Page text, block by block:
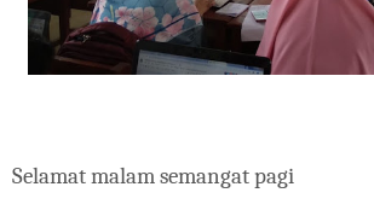
Selamat malam semangat pagi